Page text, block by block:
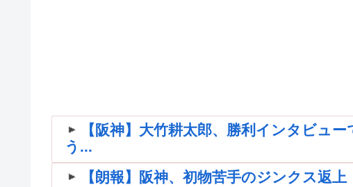
【阪神】大竹耕太郎、勝利インタビュ
う...
【朗報】阪神、初物苦手のジンクス返